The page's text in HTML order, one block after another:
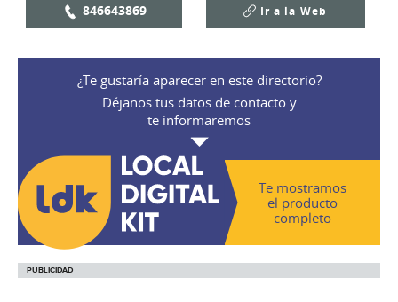
846643869 Ir a la Web
¿Te gustaría aparecer en este directorio?
Déjanos tus datos de contacto y
te informaremos
Te mostramos
el producto
completo